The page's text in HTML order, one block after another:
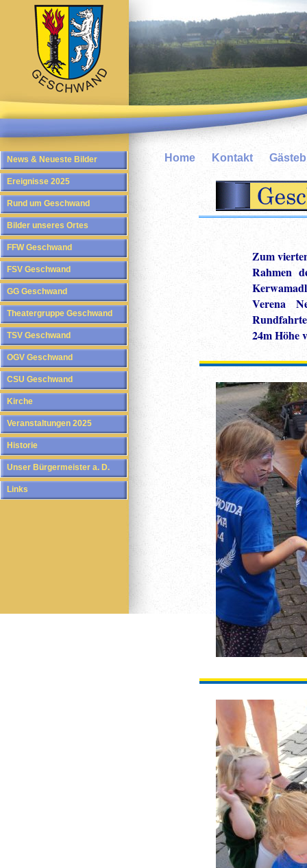
News & Neueste Bilder
Ereignisse 2025
Rund um Geschwand
Bilder unseres Ortes
FFW Geschwand
FSV Geschwand
GG Geschwand
Theatergruppe Geschwand
TSV Geschwand
OGV Geschwand
CSU Geschwand
Kirche
Veranstaltungen 2025
Historie
Unser Bürgermeister a. D.
Links
Home Kontakt
Zum
Rahmen
Verena
24m Höhe